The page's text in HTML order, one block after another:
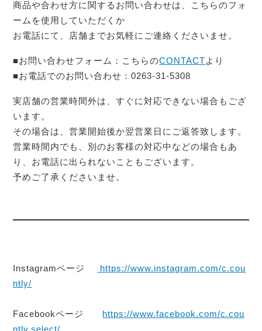
す。 丈夫さはもちろんの事、見た目から…
商品や合わせ方に関するお問い合わせは、こちらのフォ
ームを使用していただくか
お電話にて、店舗までお気軽にご連絡くださいませ。
■お問い合わせフォーム：こちらのCONTACTより
■お電話でのお問い合わせ：0263-31-5308
実店舗の営業時間外は、すぐに対応できない場合もござ
います。
その場合は、営業開始後か翌営業日にご返答致します。
営業時間内でも、別のお客様の対応中などの場合もあ
り、お電話に出られないこともございます。
予めご了承くださいませ。
Instagramページ
https://www.instagram.com/c.cou
ntly/
Facebookページ https://www.facebook.com/c.cou
ntly.select/